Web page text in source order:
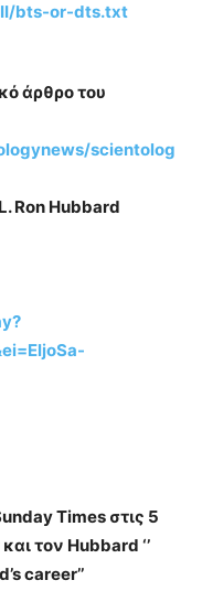
bts-or-dts.txt
άρθρο του
scientolog
Ron Hubbard
Times στις 5
τον Hubbard ‘’
career’’